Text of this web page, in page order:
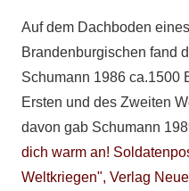
Auf dem Dachboden
Brandenburgischen fand
Schumann 1986 ca.1500
Ersten und des Zweiten
davon gab Schumann
dich warm an!
Weltkriegen", Verlag